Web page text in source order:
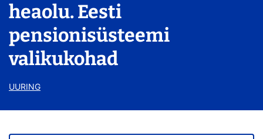
heaolu. Eesti
pensionisüsteemi
valikukohad
UURING